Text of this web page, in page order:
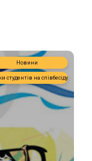
Новини
студентів на співбесіду